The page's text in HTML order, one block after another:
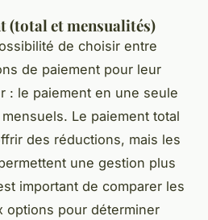
(total et mensualités)
de choisir entre
de paiement pour leur
: le paiement en une seule
Le paiement total
des réductions, mais les
une gestion plus
important de comparer les
options pour déterminer